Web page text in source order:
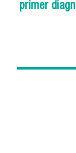
primer